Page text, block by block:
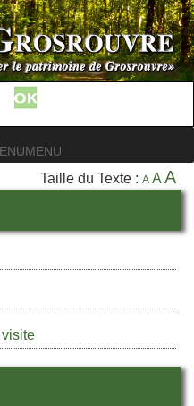
MENU
Taille du Texte : A A A